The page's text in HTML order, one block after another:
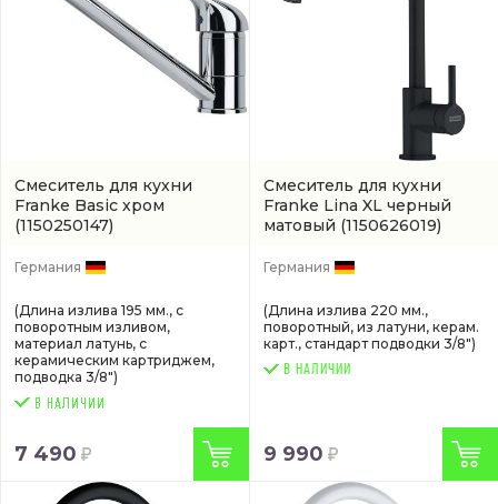
Смеситель для кухни
Franke Basic хром
(1150250147)
Германия
(Длина излива 195 мм., с
поворотным изливом,
материал латунь, с
керамическим картриджем,
подводка 3/8")
7 490
Смеситель для кухни
Franke Lina XL черный
матовый (1150626019)
Германия
(Длина излива 220 мм.,
поворотный, из латуни, керам.
карт., стандарт подводки 3/8")
В НАЛИЧИИ
9 990